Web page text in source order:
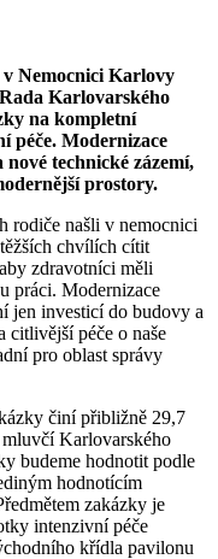
Nemocnici Karlovy
Karlovarského
na kompletní
péče. Modernizace
technické zázemí,
prostory.
rodiče našli v nemocnici
chvílích cítit
zdravotníci měli
práci. Modernizace
jen investicí do budovy a
citlivější péče o naše
pro oblast správy
činí přibližně 29,7
Karlovarského
budeme hodnotit podle
hodnotícím
zakázky je
intenzivní péče
křídla pavilonu